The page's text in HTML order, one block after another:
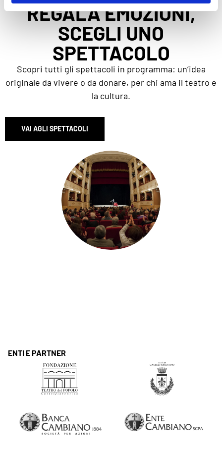
REGALA EMOZIONI,
SCEGLI UNO
SPETTACOLO
Scopri tutti gli spettacoli in programma: un’idea
originale da vivere o da donare, per chi ama il teatro e
la cultura.
VAI AGLI SPETTACOLI
ENTI E PARTNER